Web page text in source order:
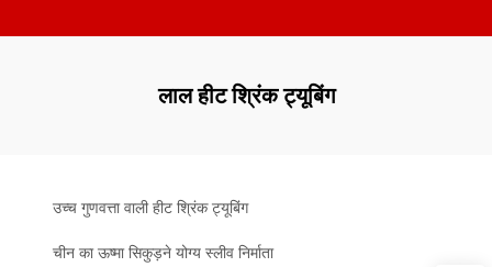
लाल हीट श्रिंक ट्यूबिंग
उच्च गुणवत्ता वाली हीट श्रिंक ट्यूबिंग
चीन का ऊष्मा सिकुड़ने योग्य स्लीव निर्माता